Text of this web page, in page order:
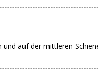
auf der mittleren